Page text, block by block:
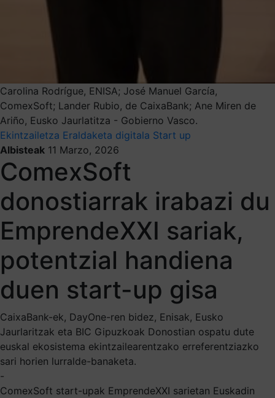
Carolina Rodrígue, ENISA; José Manuel García,
ComexSoft; Lander Rubio, de CaixaBank; Ane Miren de
Ariño, Eusko Jaurlatitza - Gobierno Vasco.
Ekintzailetza Eraldaketa digitala Start up
Albisteak 11 Marzo, 2026
ComexSoft
donostiarrak irabazi du
EmprendeXXI sariak,
potentzial handiena
duen start-up gisa
CaixaBank-ek, DayOne-ren bidez, Enisak, Eusko
Jaurlaritzak eta BIC Gipuzkoak Donostian ospatu dute
euskal ekosistema ekintzailearentzako erreferentziazko
sari horien lurralde-banaketa.
-
ComexSoft start-upak EmprendeXXI sarietan Euskadin